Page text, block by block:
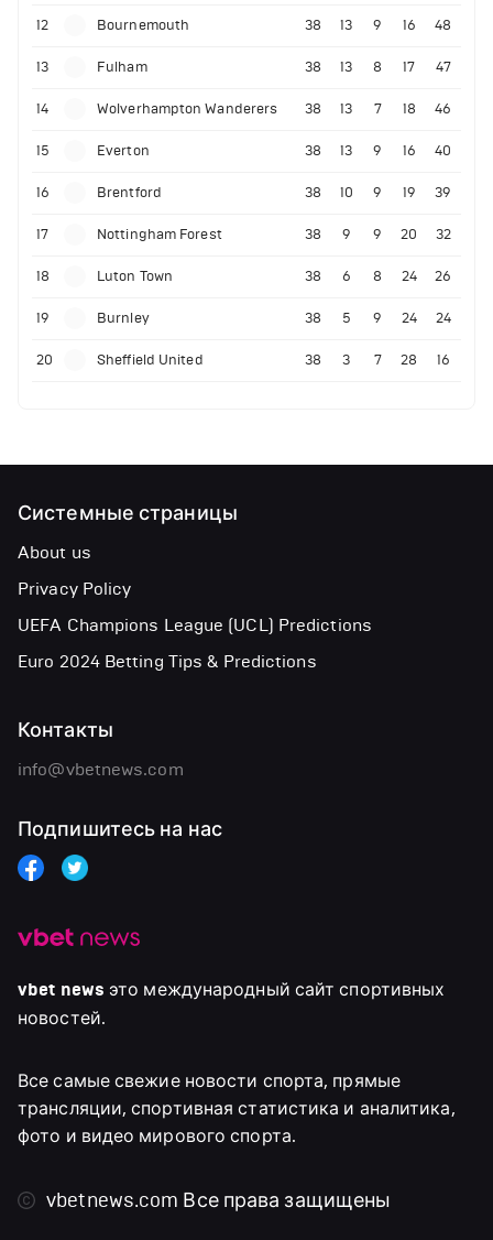
12 Bournemouth 38 13 9 16 48
13 Fulham 38 13 8 17 47
14 Wolverhampton Wanderers 38 13 7 18 46
15 Everton 38 13 9 16 40
16 Brentford 38 10 9 19 39
17 Nottingham Forest 38 9 9 20 32
18 Luton Town 38 6 8 24 26
19 Burnley 38 5 9 24 24
20 Sheffield United 38 3 7 28 16
vbet news это международный сайт спортивных
новостей.
Все самые свежие новости спорта, прямые
трансляции, спортивная статистика и аналитика,
фото и видео мирового спорта.
vbetnews.com Все права защищены
Системные страницы
About us
Privacy Policy
UEFA Champions League (UCL) Predictions
Euro 2024 Betting Tips & Predictions
Контакты
info@vbetnews.com
Подпишитесь на нас